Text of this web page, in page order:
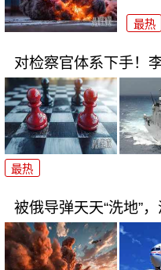
最热
对检察官体系下手！
最热
被俄导弹天天“洗地”